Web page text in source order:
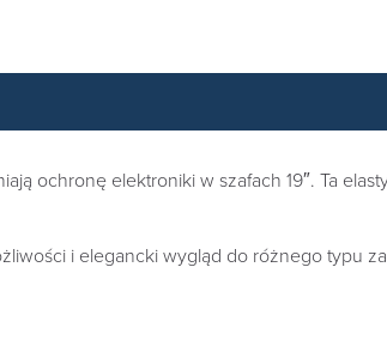
ochronę elektroniki w szafach 19″. Ta
i elegancki wygląd do różnego typu